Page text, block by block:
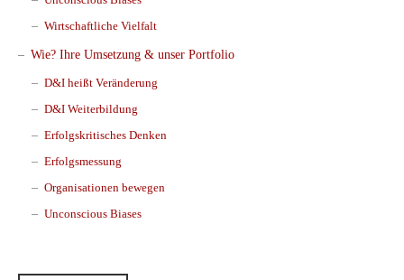
Wirtschaftliche Vielfalt
Wie? Ihre Umsetzung & unser Portfolio
D&I heißt Veränderung
D&I Weiterbildung
Erfolgskritisches Denken
Erfolgsmessung
Organisationen bewegen
Unconscious Biases